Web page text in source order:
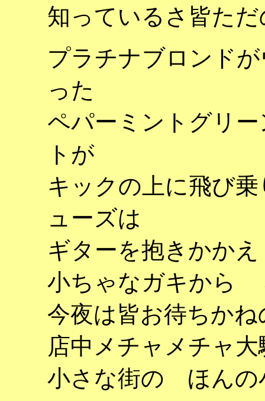
知っているさ皆た
プラチナブロンド
った
ペパーミントグリ
トが
キックの上に飛び
ューズは
ギターを抱きかか
小ちゃなガキから
今夜は皆お待ちかね
店中メチャメチャ
小さな街の ほんの